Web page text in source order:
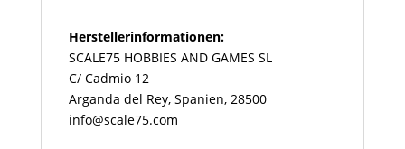
Herstellerinformationen:
SCALE75 HOBBIES AND GAMES SL
C/ Cadmio 12
Arganda del Rey, Spanien, 28500
info@scale75.com